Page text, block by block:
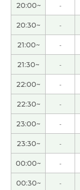
有難う御座いま
ったです。( 40
很高兴认识你！
お願いします。
登高山真的不能
山，但每年都有
真的很不可思议。
谢谢老师！员工
少有机会接触的
贬值能趋于稳定,
下来的课。下次
20:00~ -
20:30~ -
21:00~ -
21:30~ -
22:00~ -
22:30~ -
23:00~ -
23:30~ -
00:00~ -
00:30~ -